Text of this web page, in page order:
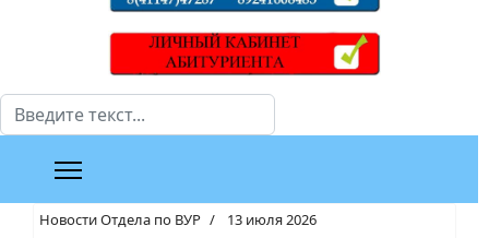
Поиск
Новости Отдела по ВУР 13 июля 2026